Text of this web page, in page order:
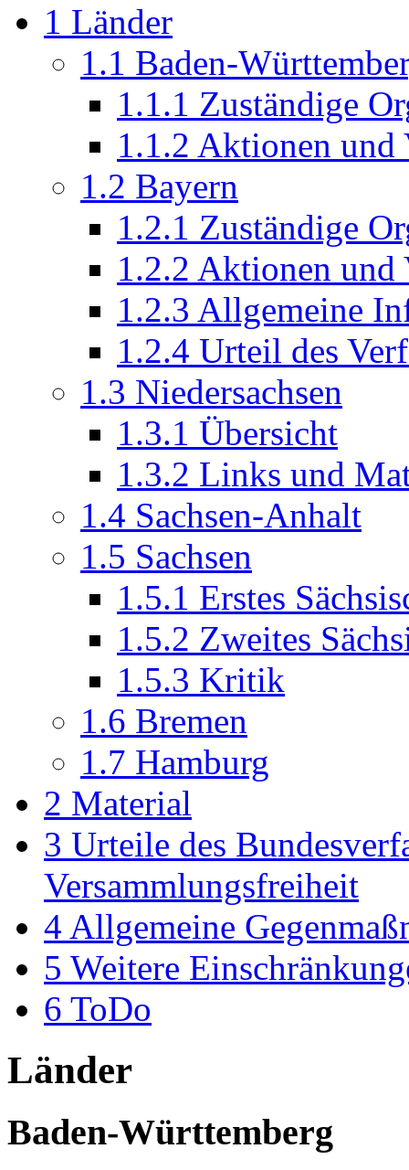
1 Länder
1.1 Baden-
1.1.1 Zuständige
1.1.2 Aktionen und
1.2 Bayern
1.2.1 Zuständige
1.2.2 Aktionen und
1.2.3 Allgemeine
1.2.4 Urteil des
1.3 Niedersachsen
1.3.1 Übersicht
1.3.2 Links und
1.4 Sachsen-Anhalt
1.5 Sachsen
1.5.1 Erstes
1.5.2 Zweites
1.5.3 Kritik
1.6 Bremen
1.7 Hamburg
2 Material
3 Urteile des
Versammlungsfreiheit
4 Allgemeine
5 Weitere
6 ToDo
Länder
Baden-Württemberg